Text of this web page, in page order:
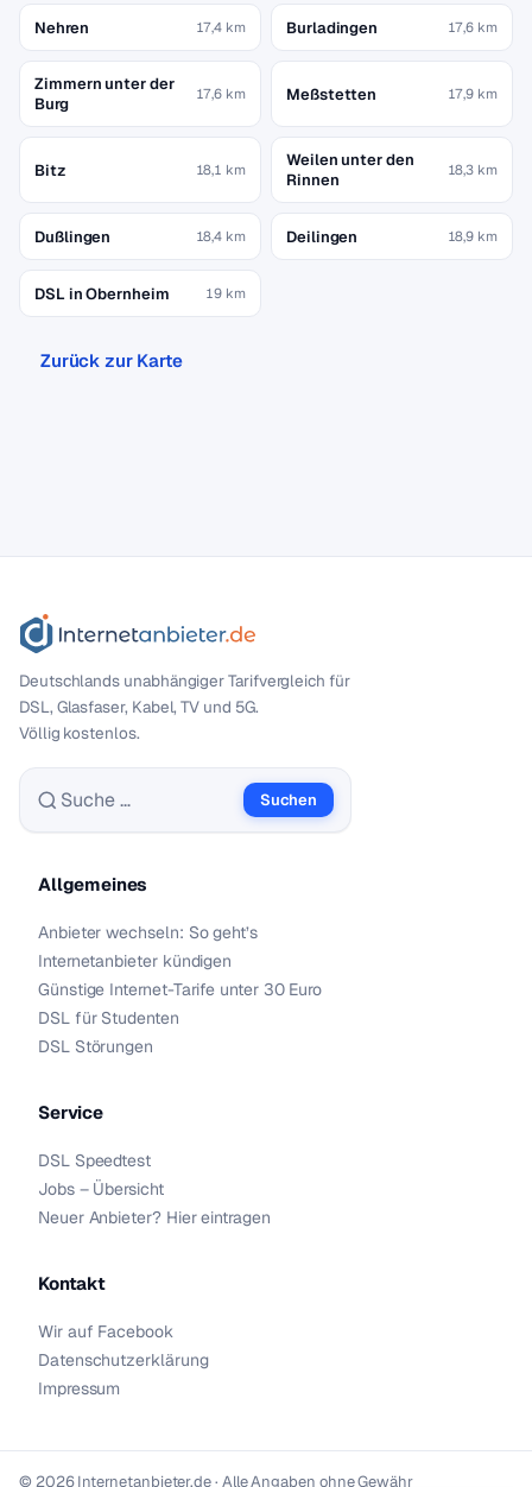
Nehren 17,4 km Burladingen 17,6 km
Zimmern unter der
Burg
17,6 km Meßstetten 17,9 km
Bitz 18,1 km
Weilen unter den
Rinnen
18,3 km
Dußlingen 18,4 km Deilingen 18,9 km
DSL in Obernheim 19 km
Zurück zur Karte
Deutschlands unabhängiger Tarif­vergleich für
DSL, Glasfaser, Kabel, TV und 5G.
Völlig kostenlos.
Suche nach:
Suchen
Allgemeines
Anbieter wechseln: So geht’s
Internetanbieter kündigen
Günstige Internet-Tarife unter 30 Euro
DSL für Studenten
DSL Störungen
Service
DSL Speedtest
Jobs – Übersicht
Neuer Anbieter? Hier eintragen
Kontakt
Wir auf Facebook
Datenschutzerklärung
Impressum
© 2026 Internetanbieter.de · Alle Angaben ohne Gewähr